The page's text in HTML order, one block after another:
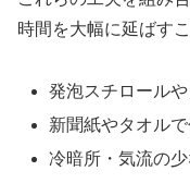
時間を大幅に延ばす
発泡スチロール
新聞紙やタオル
冷暗所・気流の